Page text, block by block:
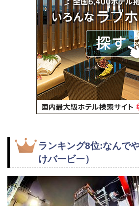
ランキング8位:なんで
けバービー）